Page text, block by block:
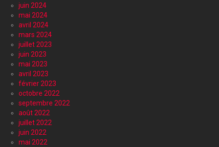
juin 2024
mai 2024
avril 2024
mars 2024
juillet 2023
juin 2023
mai 2023
avril 2023
février 2023
octobre 2022
septembre 2022
août 2022
juillet 2022
juin 2022
mai 2022